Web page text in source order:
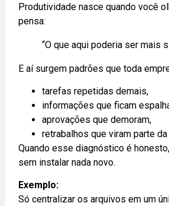
Produtividade nasce quando você
pensa:
“O que aqui poderia ser mais
E aí surgem padrões que toda
tarefas repetidas demais,
informações que ficam
aprovações que demoram,
retrabalhos que viram parte da
Quando esse diagnóstico é
sem instalar nada novo.
Exemplo:
Só centralizar os arquivos em um